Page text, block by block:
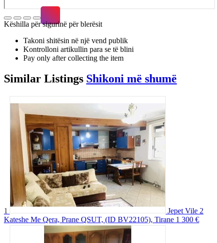
Këshilla për sigurinë për blerësit
Takoni shitësin në një vend publik
Kontrolloni artikullin para se të blini
Pay only after collecting the item
Similar Listings Shikoni më shumë
1
Jepet Vile 2
Kateshe Me Qera, Prane QSUT, (ID BV22105), Tirane 1 300 €